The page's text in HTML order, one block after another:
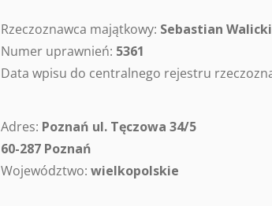
Rzeczoznawca majątkowy: Sebastian Walicki
Numer uprawnień: 5361
Data wpisu do centralnego rejestru
Adres: Poznań ul. Tęczowa 34/5
60-287 Poznań
Województwo: wielkopolskie